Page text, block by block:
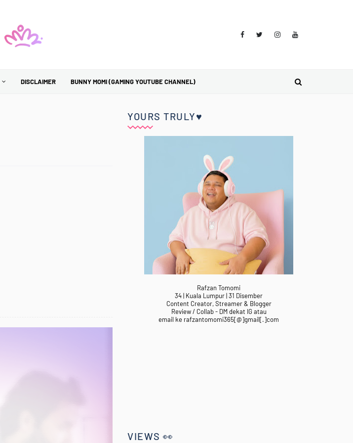
DISCLAIMER BUNNY MOMI (GAMING YOUTUBE CHANNEL)
YOURS TRULY♥
Rafzan Tomomi
34 | Kuala Lumpur | 31 Disember
Content Creator, Streamer & Blogger
Review / Collab - DM dekat IG atau
email ke rafzantomomi365[@]gmail[.]com
VIEWS 👀